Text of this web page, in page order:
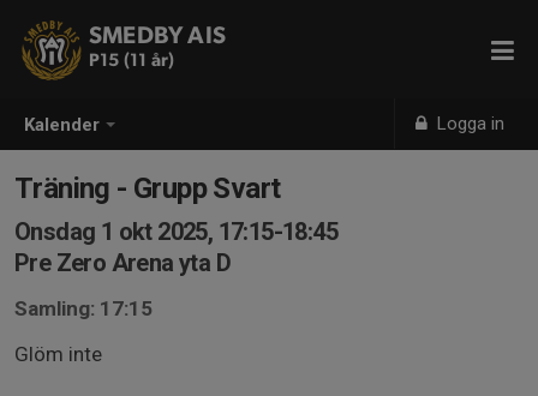
Kalender Logga in
SMEDBY AIS
P15 (11 år)
Träning - Grupp Svart
Onsdag 1 okt 2025, 17:15-18:45
Pre Zero Arena yta D
Samling: 17:15
Glöm inte